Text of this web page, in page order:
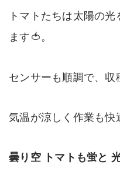
トマトたちは太陽の
ます🍅。
センサーも順調で、収
気温が涼しく作業も快
曇り空 トマトも蛍と